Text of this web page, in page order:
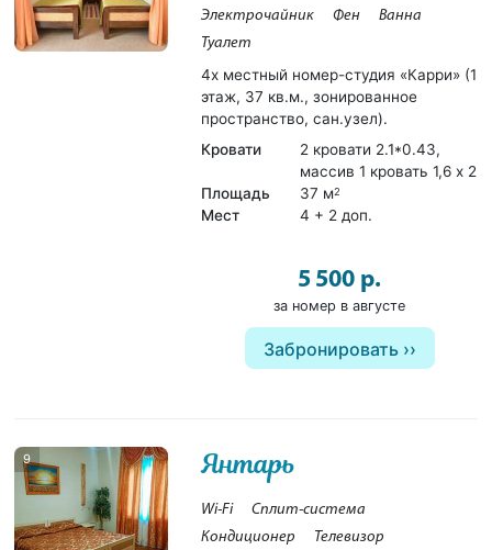
Электрочайник
Фен
Ванна
Туалет
4х местный номер-студия «Карри» (1
этаж, 37 кв.м., зонированное
пространство, сан.узел).
Кровати
2 кровати 2.1*0.43,
массив 1 кровать 1,6 х 2
Площадь
37 м2
Мест 4 + 2 доп.
5 500 р.
за номер в августе
Забронировать
9 Янтарь
Wi-Fi
Сплит-система
Кондиционер
Телевизор